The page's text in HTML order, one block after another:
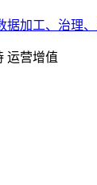
加工、治理
运营增值